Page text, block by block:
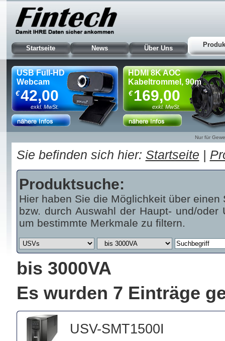
Startseite News Über Uns
USB Full-HD
Webcam
42,00
€
exkl. MwSt.
HDMI 8K AOC
Kabeltrommel, 90m
169,00
€
exkl. MwSt.
Nur für
Sie befinden sich hier: Startseite |
Produktsuche:
Hier haben Sie die Möglichkeit über
bzw. durch Auswahl der Haupt- und/
um bestimmte Merkmale zu filtern.
bis 3000VA
Es wurden 7 Einträge
USV-SMT1500I